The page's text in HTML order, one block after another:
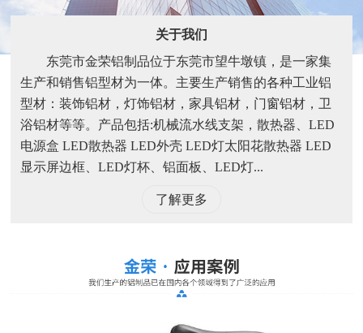
了解更多